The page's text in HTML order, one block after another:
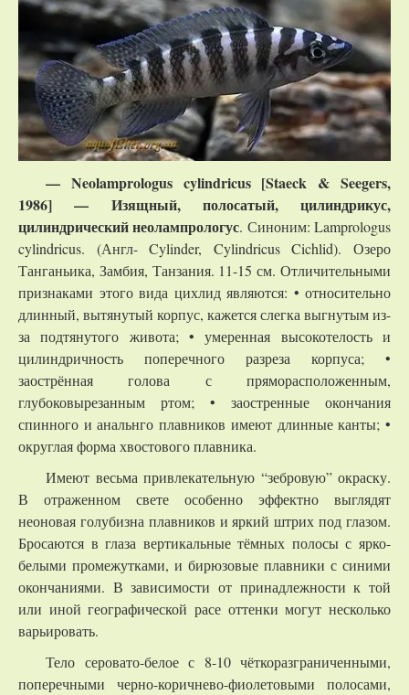
— Neolamprologus cylindricus [Staeck & Seegers,
1986] — Изящный, полосатый, цилиндрикус,
цилиндрический неолампрологус. Синоним: Lamprologus
cylindricus. (Англ- Cylinder, Cylindricus Cichlid). Озеро
Танганьика, Замбия, Танзания. 11-15 см. Отличительными
признаками этого вида цихлид являются: • относительно
длинный, вытянутый корпус, кажется слегка выгнутым из-
за подтянутого живота; • умеренная высокотелость и
цилиндричность поперечного разреза корпуса; •
заострённая голова с пряморасположенным,
глубоковырезанным ртом; • заостренные окончания
спинного и анальнго плавников имеют длинные канты; •
округлая форма хвостового плавника.
Имеют весьма привлекательную “зебровую” окраску.
В отраженном свете особенно эффектно выглядят
неоновая голубизна плавников и яркий штрих под глазом.
Бросаются в глаза вертикальные тёмных полосы с ярко-
белыми промежутками, и бирюзовые плавники с синими
окончаниями. В зависимости от принадлежности к той
или иной географической расе оттенки могут несколько
варьировать.
Тело серовато-белое с 8-10 чёткоразграниченными,
поперечными черно-коричнево-фиолетовыми полосами,